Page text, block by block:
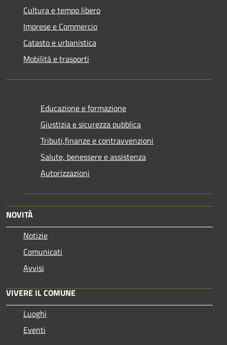
Cultura e tempo libero
Imprese e Commercio
Catasto e urbanistica
Mobilità e trasporti
Educazione e formazione
Giustizia e sicurezza pubblica
Tributi,finanze e contravvenzioni
Salute, benessere e assistenza
Autorizzazioni
NOVITÀ
Notizie
Comunicati
Avvisi
VIVERE IL COMUNE
Luoghi
Eventi